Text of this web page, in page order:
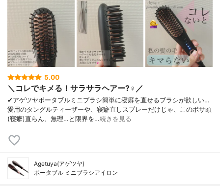
5.00
＼コレでキメる！サラサラヘアー?‍♀️／
✔︎アゲツヤポータブルミニブラシ簡単に寝癖を直せるブラシが欲しい…
愛用のタングルティーザーや、寝癖直しスプレーだけじゃ、このボサ頭
(寝癖)直らん、無理…と限界を…続きを見る
Agetuya(アゲツヤ)
ポータブル ミニブラシアイロン